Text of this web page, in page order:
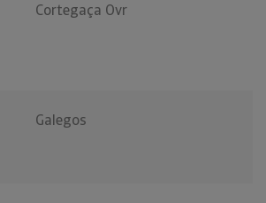
Cortegaça Ovr
Galegos